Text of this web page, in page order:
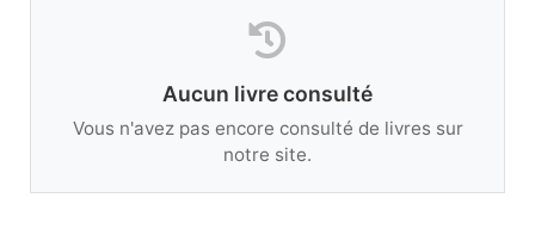
Aucun livre consulté
Vous n'avez pas encore consulté de livres sur
notre site.